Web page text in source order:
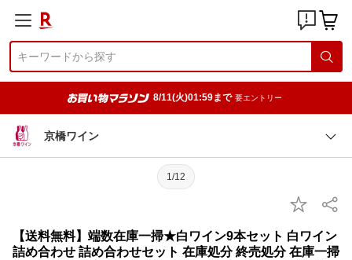
8/11(火)01:59まで 要エントリー
京橋ワイン
1/12
【送料無料】端数在庫一掃★白ワイン9本セット 白ワイン
詰め合わせ 詰め合わせセット 在庫処分 終売処分 在庫一掃